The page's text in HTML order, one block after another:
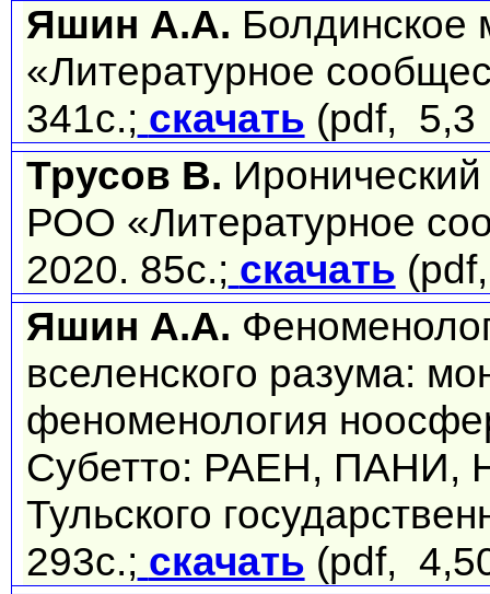
Яшин А.А.
«Литературное
341с.; скачать (pdf,
Трусов В.
РОО «Литературное
2020. 85с.; скачать
Яшин А.А.
вселенского разума:
феноменология
Субетто: РАЕН, ПАНИ,
Тульского
293с.; скачать (pdf,